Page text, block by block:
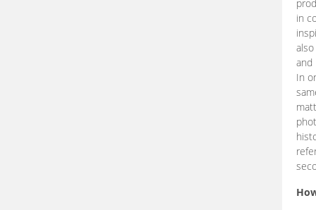
in
and
In